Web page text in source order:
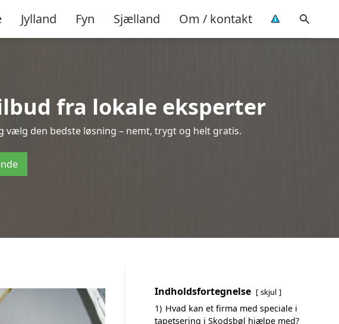
Jylland Fyn Sjælland Om / kontakt
fra lokale eksperter
den bedste løsning – nemt, trygt og helt gratis.
Indholdsfortegnelse skjul
1) Hvad kan et firma med speciale i
tapetsering i Skodsbøl hjælpe med?